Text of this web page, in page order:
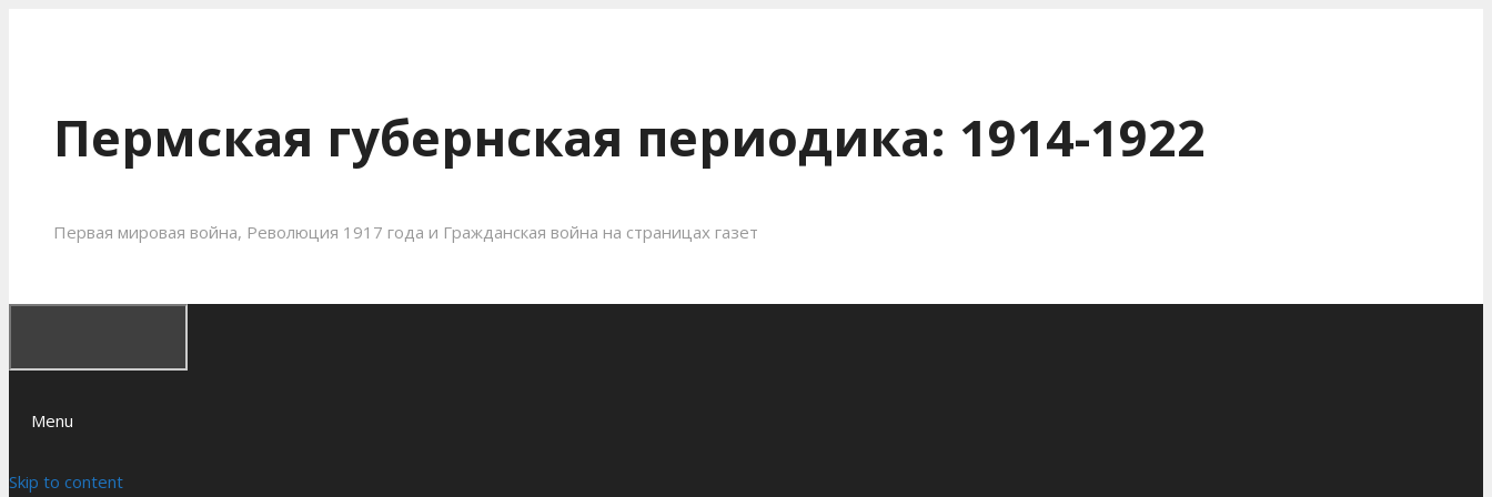
Пермская губернская периодика: 1914-1922
Первая мировая война, Революция 1917 года и Гражданская война на страницах газет
Menu
Skip to content